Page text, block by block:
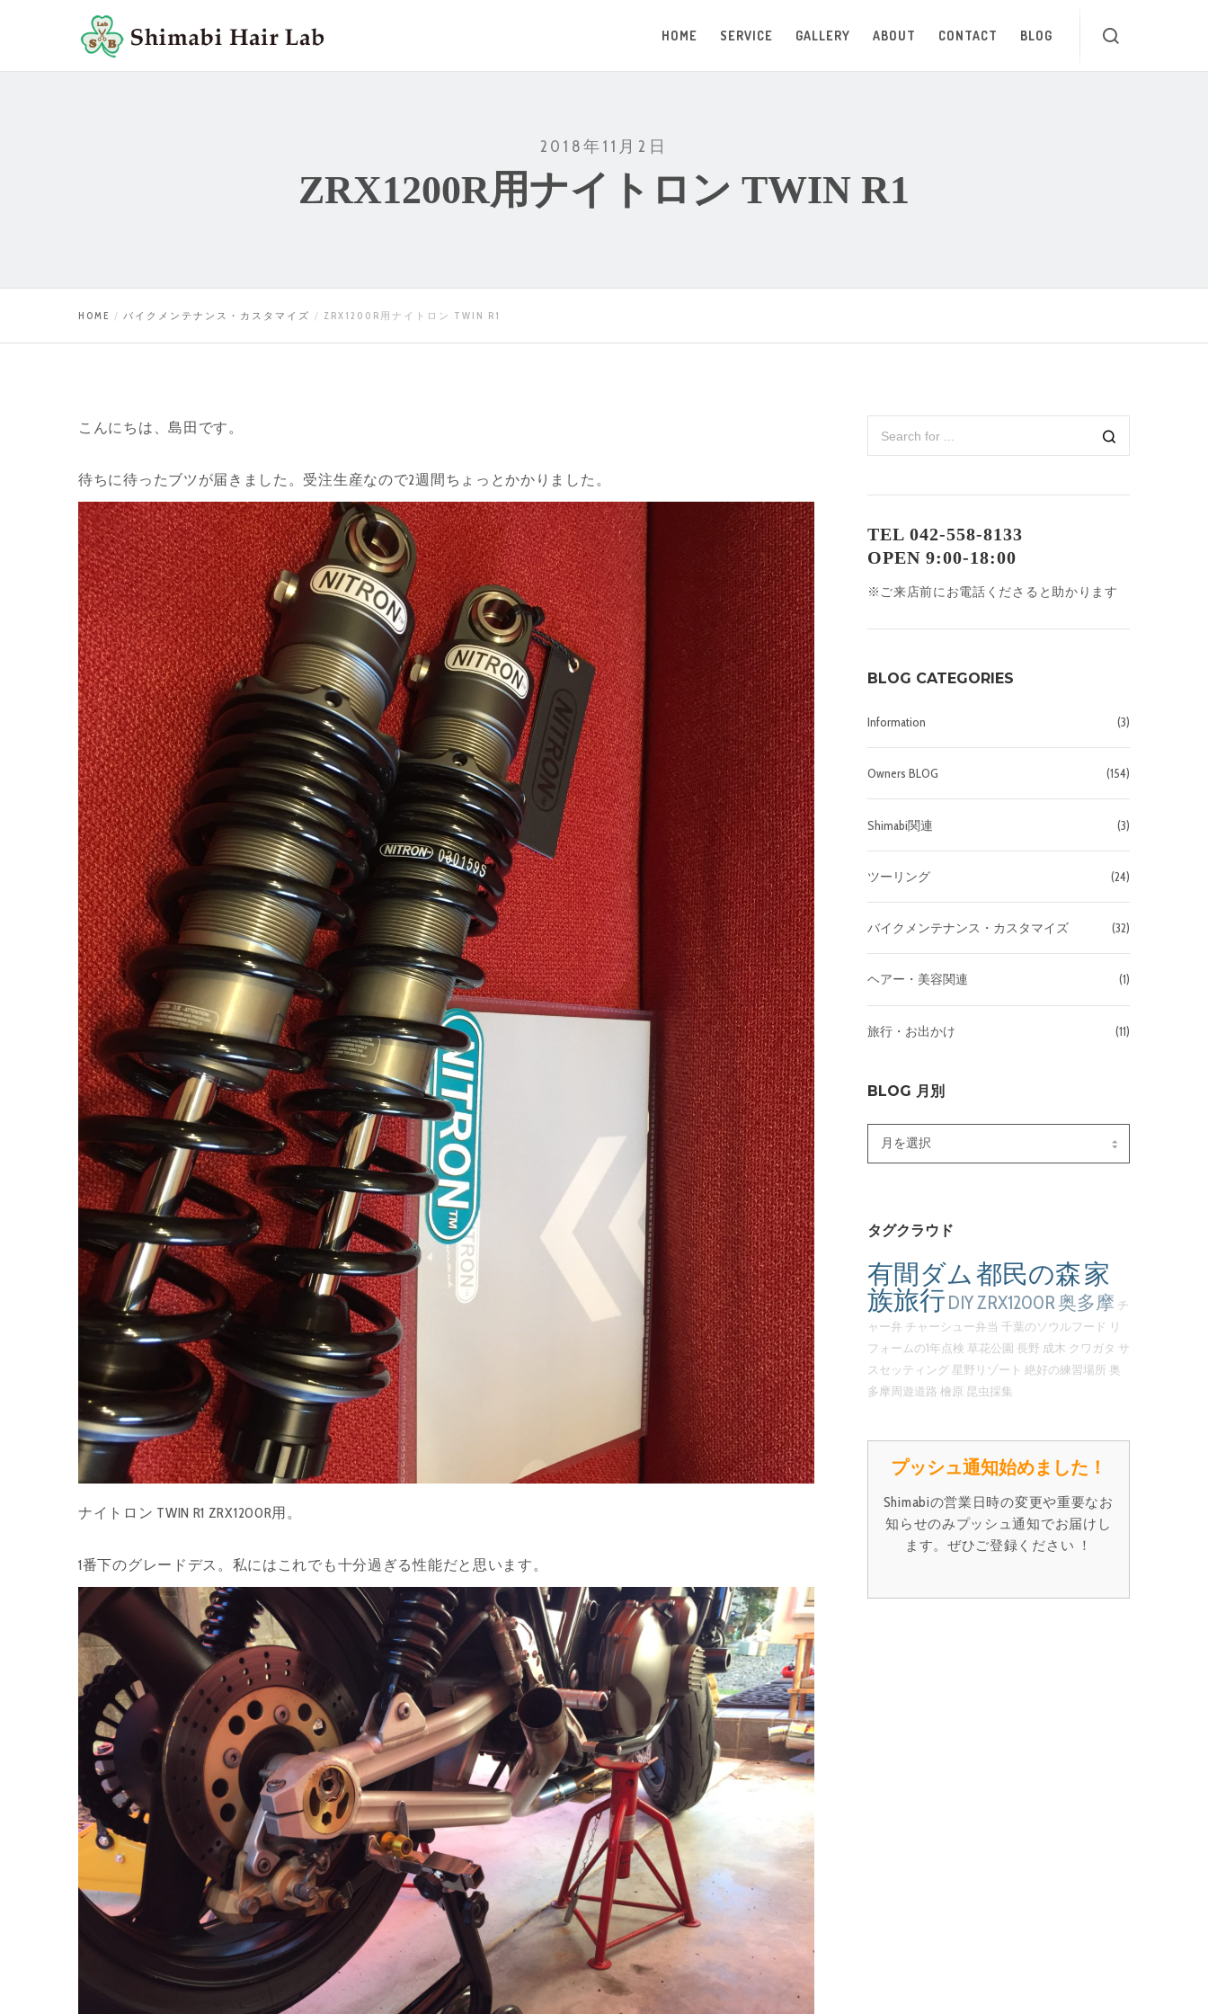
HOME SERVICE GALLERY ABOUT CONTACT BLOG
2018年11月2日
ZRX1200R用ナイトロン TWIN R1
HOME バイクメンテナンス・カスタマイズ ZRX1200R用ナイトロン TWIN R1
こんにちは、島田です。
待ちに待ったブツが届きました。受注生産なので2週間ちょっとかかりました。
ナイトロン TWIN R1 ZRX1200R用。
1番下のグレードデス。私にはこれでも十分過ぎる性能だと思います。
TEL 042-558-8133
OPEN 9:00-18:00
※ご来店前にお電話くださると助かります
BLOG CATEGORIES
Information (3)
Owners BLOG (154)
Shimabi関連 (3)
ツーリング (24)
バイクメンテナンス・カスタマイズ (32)
ヘアー・美容関連 (1)
旅行・お出かけ (11)
BLOG 月別
Blog
タグクラウド
有間ダム 都民の森家
族旅行DIYZRX1200R奥多摩 チ
ャー弁 チャーシュー弁当 千葉のソウルフード リ
フォームの1年点検 草花公園 長野 成木 クワガタ サ
スセッティング 星野リゾート 絶好の練習場所 奥
多摩周遊道路 檜原 昆虫採集
プッシュ通知始めました！
Shimabiの営業日時の変更や重要なお
知らせのみプッシュ通知でお届けし
ます。ぜひご登録ください ！